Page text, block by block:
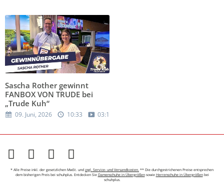
Sascha Rother gewinnt
FANBOX VON TRUDE bei
„Trude Kuh“
09. Juni, 2026 10:33 03:12
* Alle Preise inkl. der gesetzlichen MwSt. und zzgl. Service- und Versandkosten. ** Die durchgestrichenen Preise entsprechen
dem bisherigen Preis bei schuhplus. Entdecken Sie Damenschuhe in Übergrößensowie Herrenschuhe in Übergrößenbei
schuhplus.